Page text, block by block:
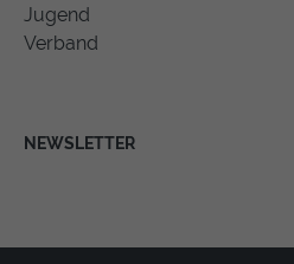
Jugend
Verband
NEWSLETTER